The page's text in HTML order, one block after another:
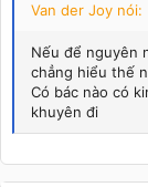
Van der Joy nói:
Nếu để nguyên
chẳng hiểu thế
Có bác nào có
khuyên đi